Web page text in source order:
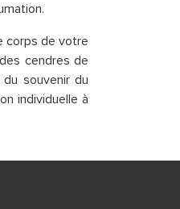
corps de votre
cendres de
souvenir du
individuelle à